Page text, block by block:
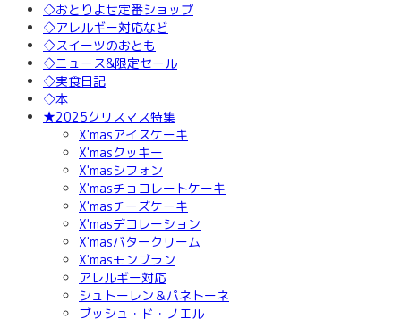
◇おとりよせ定番ショップ
◇アレルギー対応など
◇スイーツのおとも
◇ニュース&限定セール
◇実食日記
◇本
★2025クリスマス特集
X'masアイスケーキ
X'masクッキー
X'masシフォン
X'masチョコレートケーキ
X'masチーズケーキ
X'masデコレーション
X'masバタークリーム
X'masモンブラン
アレルギー対応
シュトーレン＆パネトーネ
ブッシュ・ド・ノエル